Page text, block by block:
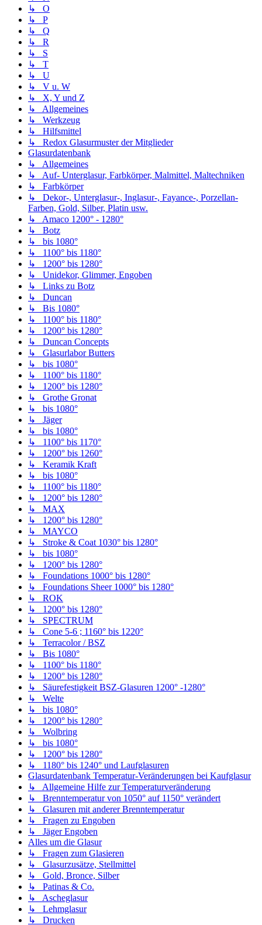
↳ O
↳ P
↳ Q
↳ R
↳ S
↳ T
↳ U
↳ V u. W
↳ X, Y und Z
↳ Allgemeines
↳ Werkzeug
↳ Hilfsmittel
↳ Redox Glasurmuster der Mitglieder
Glasurdatenbank
↳ Allgemeines
↳ Auf- Unterglasur, Farbkörper, Malmittel, Maltechniken
↳ Farbkörper
↳ Dekor-, Unterglasur-, Inglasur-, Fayance-, Porzellan-
Farben, Gold, Silber, Platin usw.
↳ Amaco 1200° - 1280°
↳ Botz
↳ bis 1080°
↳ 1100° bis 1180°
↳ 1200° bis 1280°
↳ Unidekor, Glimmer, Engoben
↳ Links zu Botz
↳ Duncan
↳ Bis 1080°
↳ 1100° bis 1180°
↳ 1200° bis 1280°
↳ Duncan Concepts
↳ Glasurlabor Butters
↳ bis 1080°
↳ 1100° bis 1180°
↳ 1200° bis 1280°
↳ Grothe Gronat
↳ bis 1080°
↳ Jäger
↳ bis 1080°
↳ 1100° bis 1170°
↳ 1200° bis 1260°
↳ Keramik Kraft
↳ bis 1080°
↳ 1100° bis 1180°
↳ 1200° bis 1280°
↳ MAX
↳ 1200° bis 1280°
↳ MAYCO
↳ Stroke & Coat 1030° bis 1280°
↳ bis 1080°
↳ 1200° bis 1280°
↳ Foundations 1000° bis 1280°
↳ Foundations Sheer 1000° bis 1280°
↳ ROK
↳ 1200° bis 1280°
↳ SPECTRUM
↳ Cone 5-6 ; 1160° bis 1220°
↳ Terracolor / BSZ
↳ Bis 1080°
↳ 1100° bis 1180°
↳ 1200° bis 1280°
↳ Säurefestigkeit BSZ-Glasuren 1200° -1280°
↳ Welte
↳ bis 1080°
↳ 1200° bis 1280°
↳ Wolbring
↳ bis 1080°
↳ 1200° bis 1280°
↳ 1180° bis 1240° und Laufglasuren
Glasurdatenbank Temperatur-Veränderungen bei Kaufglasur
↳ Allgemeine Hilfe zur Temperaturveränderung
↳ Brenntemperatur von 1050° auf 1150° verändert
↳ Glasuren mit anderer Brenntemperatur
↳ Fragen zu Engoben
↳ Jäger Engoben
Alles um die Glasur
↳ Fragen zum Glasieren
↳ Glasurzusätze, Stellmittel
↳ Gold, Bronce, Silber
↳ Patinas & Co.
↳ Ascheglasur
↳ Lehmglasur
↳ Drucken